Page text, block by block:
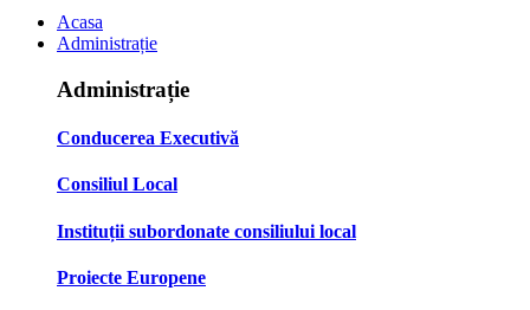
Acasa
Administrație
Administrație
Conducerea Executivă
Consiliul Local
Instituții subordonate consiliului local
Proiecte Europene